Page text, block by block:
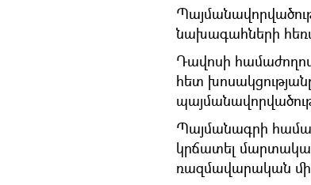
նախագահների
Դավոսի
հետ
Պայմանագրի
կրճատել
ռազմավարական